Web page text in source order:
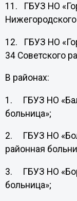
11. ГБУЗ НО
12. ГБУЗ НО
34 Советского
В районах:
1. ГБУЗ НО
больница»;
2. ГБУЗ НО
районная
3. ГБУЗ НО
больница»;